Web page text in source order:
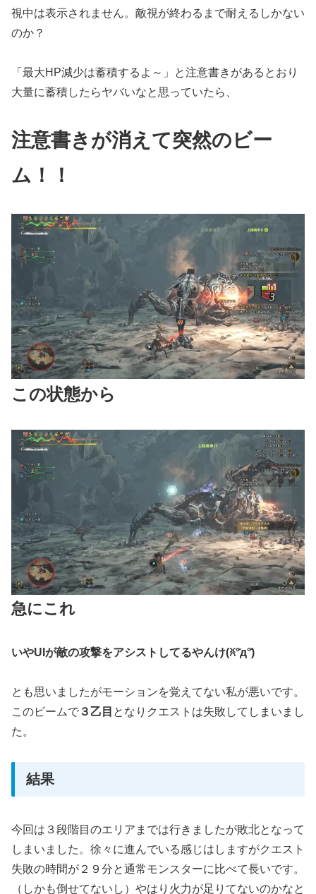
視中は表示されません。敵視が終わるまで耐えるしかない
のか？
「最大HP減少は蓄積するよ～」と注意書きがあるとおり
大量に蓄積したらヤバいなと思っていたら、
注意書きが消えて突然のビー
ム！！
この状態から
急にこれ
いやUIが敵の攻撃をアシストしてるやんけ(ꐦ°᷄д°᷅)
とも思いましたがモーションを覚えてない私が悪いです。
このビームで ３乙目 となりクエストは失敗してしまいまし
た。
結果
今回は３段階目のエリアまでは行きましたが敗北となって
しまいました。徐々に進んでいる感じはしますがクエスト
失敗の時間が２９分と通常モンスターに比べて長いです。
（しかも倒せてないし）やはり火力が足りてないのかなと